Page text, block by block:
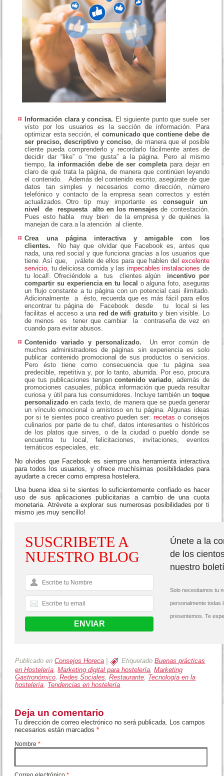
Información clara y concisa. El siguiente punto que suele ser
visto por los usuarios es la sección de información. Para
optimizar esta sección, el comunicado que contiene debe de
ser preciso, descriptivo y conciso , de manera que el posible
cliente pueda comprenderlo y recordarlo fácilmente antes de
decidir dar “like” o “me gusta” a la página. Pero al mismo
tiempo,
la información debe de ser completa para dejar en
claro de qué trata la página, de manera que continúen leyendo
el contenido. Además del contenido escrito, asegúrate de que
datos tan simples y necesarios como dirección, número
telefónico y contacto de la empresa sean correctos y estén
actualizados. Otro tip muy importante es conseguir un
nivel de respuesta alto en los mensajes de contestación.
Pues esto habla muy bien de la empresa y de quiénes la
manejan de cara a la atención al cliente.
Crea una página interactiva y amigable con los
clientes. No hay que olvidar que Facebook es, antes que
nada, una red social y que funciona gracias a los usuarios que
tiene. Así que, ¡válete de ellos para que hablen del excelente
servicio , tu deliciosa comida y las impecables instalaciones de
tu local!. Ofreciéndole a tus clientes algún incentivo por
compartir su experiencia en tu local o alguna foto, aseguras
un flujo constante a tu página con un potencial casi ilimitado.
Adicionalmente a ésto, recuerda que es más fácil para ellos
encontrar tu página de Facebook desde tu local si les
facilitas el acceso a una red de wifi gratuitoy bien visible. Lo
de menos es tener que cambiar la contraseña de vez en
cuando para evitar abusos.
Contenido variado y personalizado. Un error común de
muchos administradores de páginas sin experiencia es solo
publicar contenido promocional de sus productos o servicios.
Pero ésto tiene como consecuencia que tu página sea
predecible, repetitiva y, por lo tanto, aburrida. Por eso, procura
que tus publicaciones tengancontenido variado , además de
promociones casuales, pública información que pueda resultar
curiosa y útil para tus consumidores. Incluye también un toque
personalizado en cada texto, de manera que se pueda generar
un vínculo emocional o amistoso en tu página.Algunas ideas
por si te sientes poco creativo pueden ser: recetas o consejos
culinarios por parte de tu chef, datos interesantes o históricos
de los platos que sirves, o de la ciudad o pueblo donde se
encuentra tu local, felicitaciones, invitaciones, eventos
temáticos especiales, etc.
No olvides que Facebook es siempre una herramienta interactiva
para todos los usuarios, y ofrece muchísimas posibilidades para
ayudarte a crecer como empresa hostelera.
Una buena idea si te sientes lo suficientemente confiado es hacer
uso de sus aplicaciones publicitarias a cambio de una cuota
monetaria. Atrévete a explorar sus numerosas posibilidades por ti
mismo ¡es muy sencillo!
SUSCRIBETE A
NUESTRO BLOG
Únete a la
de los
nuestro
Solo necesitamos tu
personalmente todas
presentemos. Te
Publicado en Consejos Horeca Etiquetado Buenas prácticas
en Hostelería ,Marketing digital para hostelería ,Marketing
Gastronómico ,Redes Sociales ,Restaurante Tecnología en la
hostelería Tendencias en hostelería
Deja un comentario
Tu dirección de correo electrónico no será publicada. Los campos
necesarios están marcados*
Nombre*